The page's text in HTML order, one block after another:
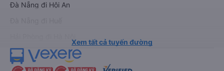
Đà Nẵng đi Hội An
Xem tất cả tuyến đường